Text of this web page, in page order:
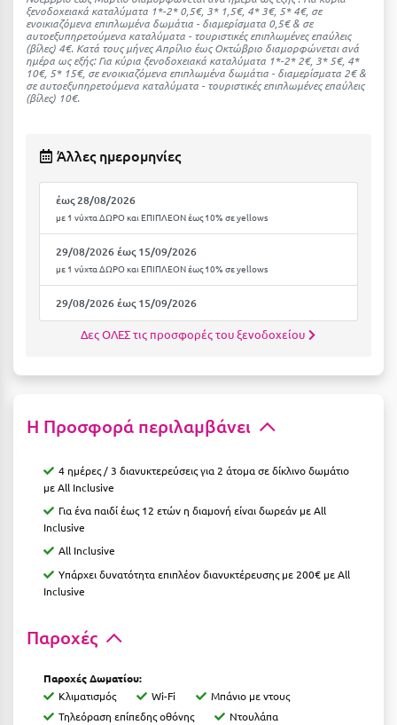
Κάρπαθος
Καρπενήσι
Κάρυστος
Καστοριά
Κατερίνη
Κέα - Τζιά
Κερατέα
Κεφαλονιά
Κοκκώνι Κορινθίας
Κομοτηνή
Κόνιτσα
Κορώνη
Κουφονήσια
Κρήτη
Κρουαζιέρες
ξενοδοχειακά καταλύματα 1*-2* 0,5€, 3* 1,5€, 4* 3€, 5* 4€, σε
ενοικιαζόμενα επιπλωμένα δωμάτια - διαμερίσματα 0,5€ & σε
αυτοεξυπηρετούμενα καταλύματα - τουριστικές επιπλωμένες επαύλεις
(βίλες) 4€. Kατά τους μήνες Απρίλιο έως Οκτώβριο διαμορφώνεται ανά
ημέρα ως εξής: Για κύρια ξενοδοχειακά καταλύματα 1*-2* 2€, 3* 5€, 4*
10€, 5* 15€, σε ενοικιαζόμενα επιπλωμένα δωμάτια - διαμερίσματα 2€ &
σε αυτοεξυπηρετούμενα καταλύματα - τουριστικές επιπλωμένες επαύλεις
(βίλες) 10€.
Άλλες ημερομηνίες
έως 28/08/2026
με 1 νύχτα ΔΩΡΟ και ΕΠΙΠΛΕΟΝ έως 10% σε yellows
29/08/2026 έως 15/09/2026
με 1 νύχτα ΔΩΡΟ και ΕΠΙΠΛΕΟΝ έως 10% σε yellows
29/08/2026 έως 15/09/2026
Δες ΟΛΕΣ τις προσφορές του ξενοδοχείου
Η Προσφορά περιλαμβάνει
4 ημέρες / 3 διανυκτερεύσεις για 2 άτομα σε δίκλινο δωμάτιο
με All Inclusive
Για ένα παιδί έως 12 ετών η διαμονή είναι δωρεάν με All
Inclusive
All Inclusive
Υπάρχει δυνατότητα επιπλέον διανυκτέρευσης με 200€ με All
Inclusive
Παροχές
Παροχές Δωματίου:
Κλιματισμός
Wi-Fi
Μπάνιο με ντους
Τηλεόραση επίπεδης οθόνης
Ντουλάπα